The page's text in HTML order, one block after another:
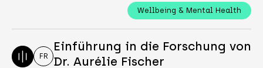
Wellbeing & Mental Health
FR
Einführung in die Forschung von
Dr. Aurélie Fischer